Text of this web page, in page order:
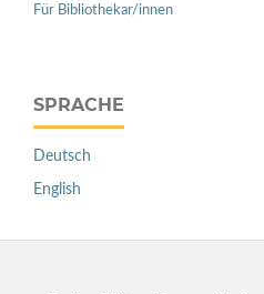
Für Bibliothekar/innen
SPRACHE
Deutsch
English